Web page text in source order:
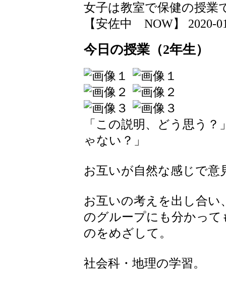
女子は教室で保健の授業
【安佐中 NOW】 2020-
今日の授業（2年生）
「この説明、どう思う
ゃない？」
お互いが自然な感じで
お互いの考えを出し合
のグループにも分かっ
のをめざして。
社会科・地理の学習。